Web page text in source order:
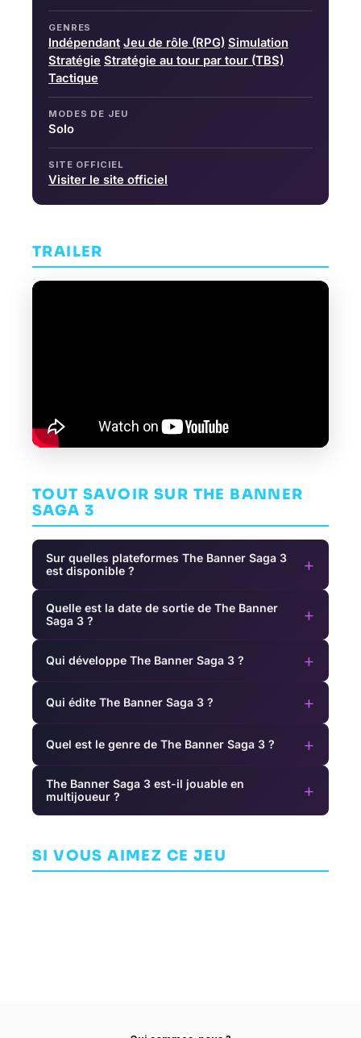
GENRES
Indépendant Jeu de rôle (RPG) Simulation
Stratégie Stratégie au tour par tour (TBS)
Tactique
MODES DE JEU
Solo
SITE OFFICIEL
Visiter le site officiel
TRAILER
TOUT SAVOIR SUR THE BANNER
SAGA 3
Sur quelles plateformes The Banner Saga 3
est disponible ?
+
Quelle est la date de sortie de The Banner
Saga 3 ?
+
Qui développe The Banner Saga 3 ? +
Qui édite The Banner Saga 3 ? +
Quel est le genre de The Banner Saga 3 ? +
The Banner Saga 3 est-il jouable en
multijoueur ?
+
SI VOUS AIMEZ CE JEU
Tiny Tina's
GEARBOX
Sushi Striker:
INDIESZERO CO.,